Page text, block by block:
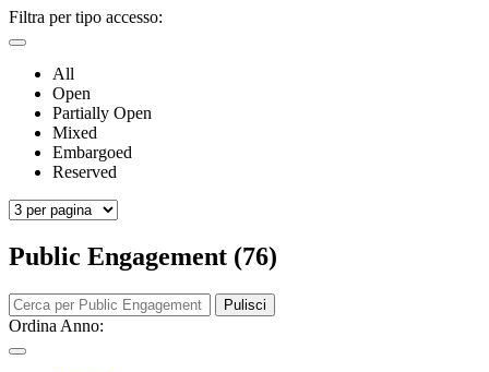
Filtra per tipo accesso:
All
Open
Partially Open
Mixed
Embargoed
Reserved
Public Engagement (76)
Pulisci
Ordina Anno: